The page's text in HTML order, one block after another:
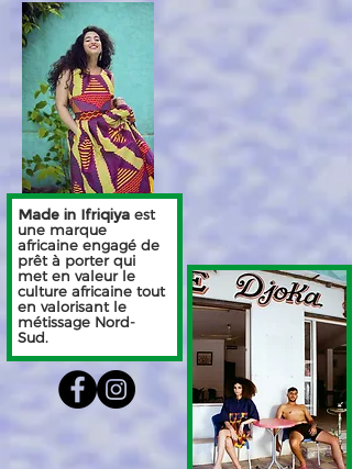
Made in Ifriqiya est
une marque
africaine engagé de
prêt à porter qui
met en valeur le
culture africaine tout
en valorisant le
métissage Nord-
Sud.